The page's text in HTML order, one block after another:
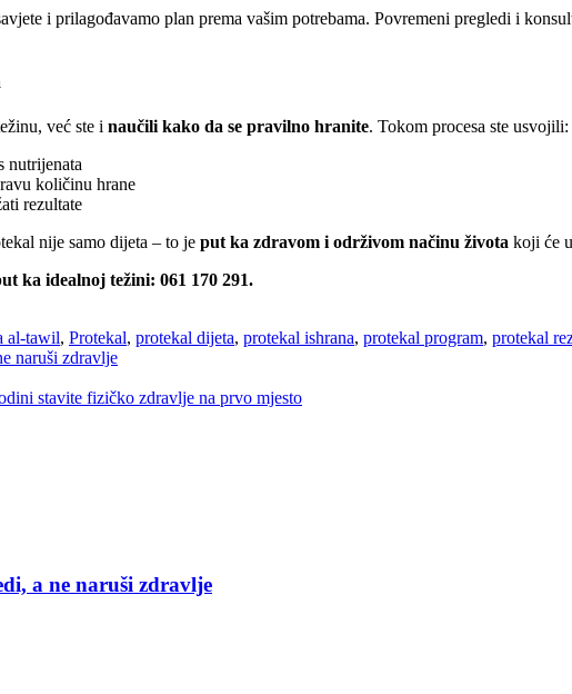
i prilagođavamo plan prema vašim potrebama. Povremeni pregledi i
već ste i naučili kako da se pravilno hranite. Tokom procesa ste usvojili:
nutrijenata
količinu hrane
rezultate
nije samo dijeta – to je put ka zdravom i održivom načinu života koji će
ka idealnoj težini: 061 170 291.
al-tawil, Protekal, protekal dijeta, protekal ishrana, protekal program, protekal
naruši zdravlje
stavite fizičko zdravlje na prvo mjesto
a ne naruši zdravlje